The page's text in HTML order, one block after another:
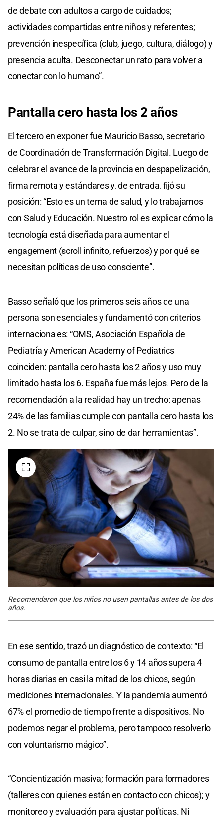
de debate con adultos a cargo de cuidados;
actividades compartidas entre niños y referentes;
prevención inespecífica (club, juego, cultura, diálogo) y
presencia adulta. Desconectar un rato para volver a
conectar con lo humano”.
Pantalla cero hasta los 2 años
El tercero en exponer fue Mauricio Basso, secretario
de Coordinación de Transformación Digital. Luego de
celebrar el avance de la provincia en despapelización,
firma remota y estándares y, de entrada, fijó su
posición: “Esto es un tema de salud, y lo trabajamos
con Salud y Educación. Nuestro rol es explicar cómo la
tecnología está diseñada para aumentar el
engagement (scroll infinito, refuerzos) y por qué se
necesitan políticas de uso consciente”.
Basso señaló que los primeros seis años de una
persona son esenciales y fundamentó con criterios
internacionales: “OMS, Asociación Española de
Pediatría y American Academy of Pediatrics
coinciden: pantalla cero hasta los 2 años y uso muy
limitado hasta los 6. España fue más lejos. Pero de la
recomendación a la realidad hay un trecho: apenas
24% de las familias cumple con pantalla cero hasta los
2. No se trata de culpar, sino de dar herramientas”.
Recomendaron que los niños no usen pantallas antes de los dos
años.
En ese sentido, trazó un diagnóstico de contexto: “El
consumo de pantalla entre los 6 y 14 años supera 4
horas diarias en casi la mitad de los chicos, según
mediciones internacionales. Y la pandemia aumentó
67% el promedio de tiempo frente a dispositivos. No
podemos negar el problema, pero tampoco resolverlo
con voluntarismo mágico”.
“Concientización masiva; formación para formadores
(talleres con quienes están en contacto con chicos); y
monitoreo y evaluación para ajustar políticas. Ni